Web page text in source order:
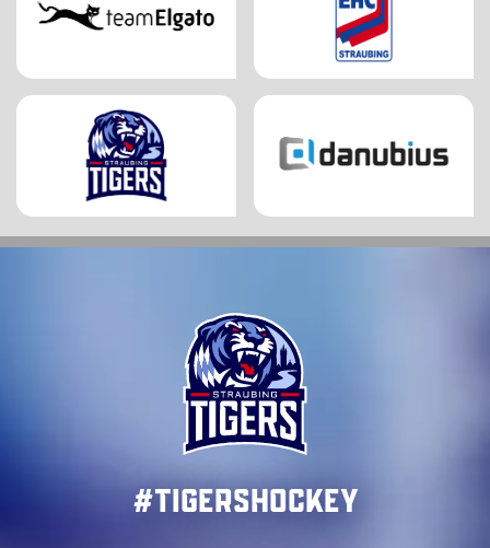
#TigersHockey